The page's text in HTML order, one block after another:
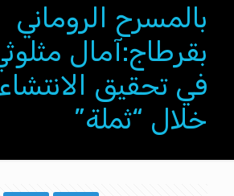
بالمسرح الروماني
بقرطاج:آمال
في تحقيق
خلال “ثملة”